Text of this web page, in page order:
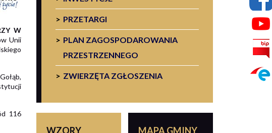
W
Unii
116
PRZETARGI
PLAN ZAGOSPODAROWANIA
PRZESTRZENNEGO
ZWIERZĘTA ZGŁOSZENIA
WZORY
MAPA GMINY